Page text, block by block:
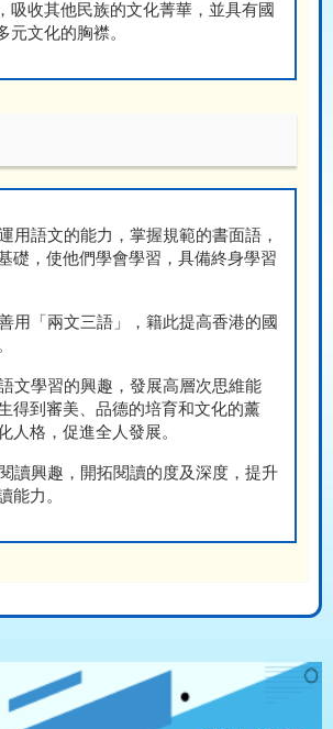
吸收其他民族的文化菁華，並具有國
元文化的胸襟。
用語文的能力，掌握規範的書面語，
礎，使他們學會學習，具備終身學習
用「兩文三語」，籍此提高香港的國
文學習的興趣，發展高層次思維能
得到審美、品德的培育和文化的薰
人格，促進全人發展。
讀興趣，開拓閱讀的度及深度，提升
能力。